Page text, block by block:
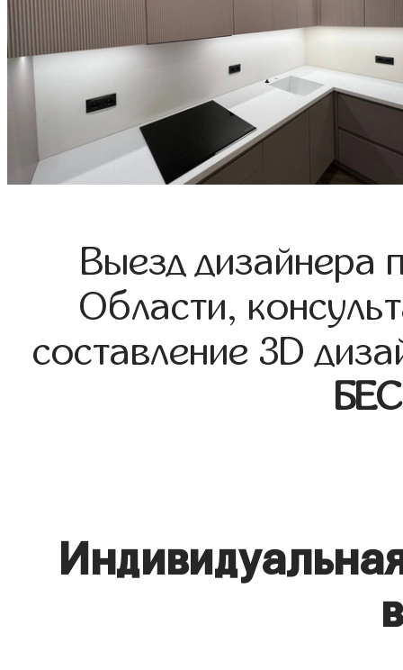
Выезд дизайнера
Области,
составление 3D